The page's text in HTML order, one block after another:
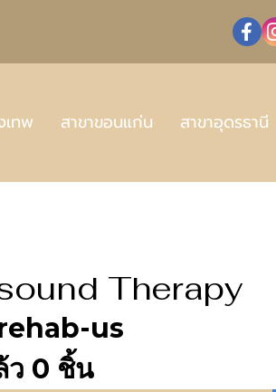
เทพ สาขาขอนแก่น สาขาอุดรธานี
Therapy
us
ว 0 ชิ้น